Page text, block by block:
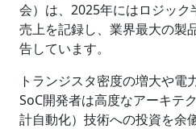
会）は、2025年にはロジッ
売上を記録し、業界最大の製
告しています。
トランジスタ密度の増大や電
SoC開発者は高度なアーキテ
計自動化）技術への投資を余